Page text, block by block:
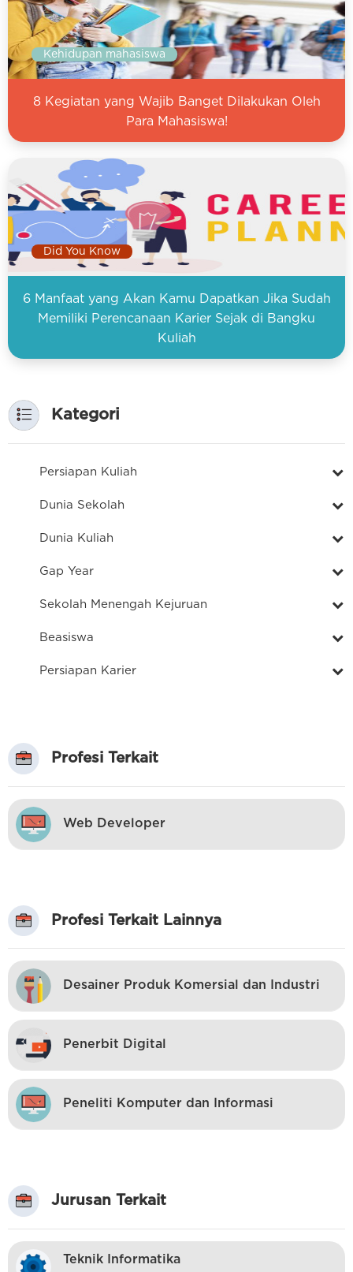
Kehidupan mahasiswa
8 Kegiatan yang Wajib Banget Dilakukan Oleh
Para Mahasiswa!
Did You Know
6 Manfaat yang Akan Kamu Dapatkan Jika Sudah
Memiliki Perencanaan Karier Sejak di Bangku
Kuliah
Kategori
Persiapan Kuliah
Dunia Sekolah
Dunia Kuliah
Gap Year
Sekolah Menengah Kejuruan
Beasiswa
Persiapan Karier
Profesi Terkait
Web Developer
Profesi Terkait Lainnya
Desainer Produk Komersial dan Industri
Penerbit Digital
Peneliti Komputer dan Informasi
Jurusan Terkait
Teknik Informatika